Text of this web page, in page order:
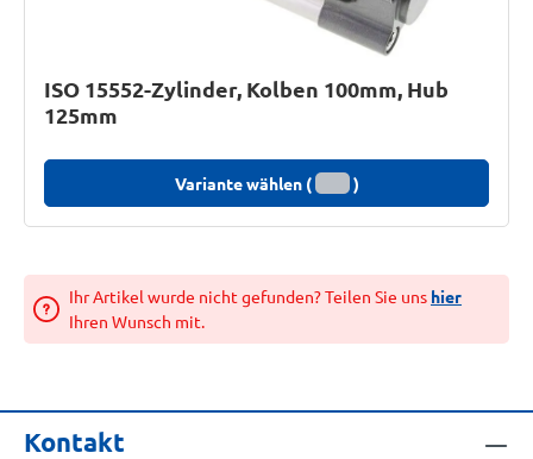
ISO 15552-Zylinder, Kolben 100mm, Hub
125mm
Variante wählen ( )
Ihr Artikel wurde nicht gefunden? Teilen Sie uns hier
Ihren Wunsch mit.
Kontakt